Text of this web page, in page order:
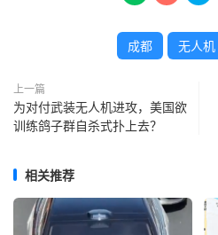
成都 无人机
上一篇
为对付武装无人机进攻，美国欲
训练鸽子群自杀式扑上去？
相关推荐